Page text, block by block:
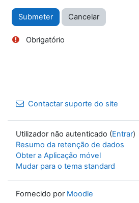
Obrigatório
Contactar suporte do site
Utilizador não autenticado (Entrar)
Resumo da retenção de dados
Obter a Aplicação móvel
Mudar para o tema standard
Fornecido por Moodle